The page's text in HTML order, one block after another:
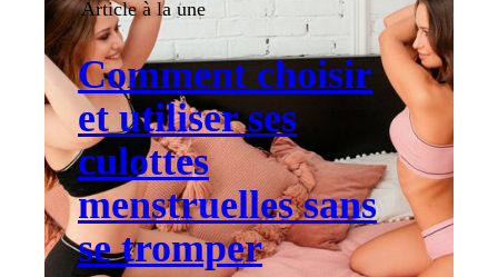
Article à la une
Comment choisir
et utiliser ses
culottes
menstruelles sans
se tromper